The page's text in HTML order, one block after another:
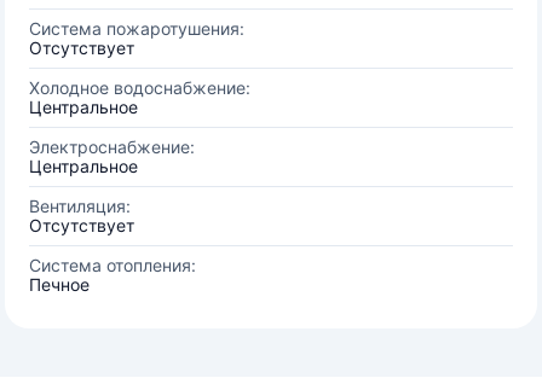
Система пожаротушения:
Отсутствует
Холодное водоснабжение:
Центральное
Электроснабжение:
Центральное
Вентиляция:
Отсутствует
Система отопления:
Печное